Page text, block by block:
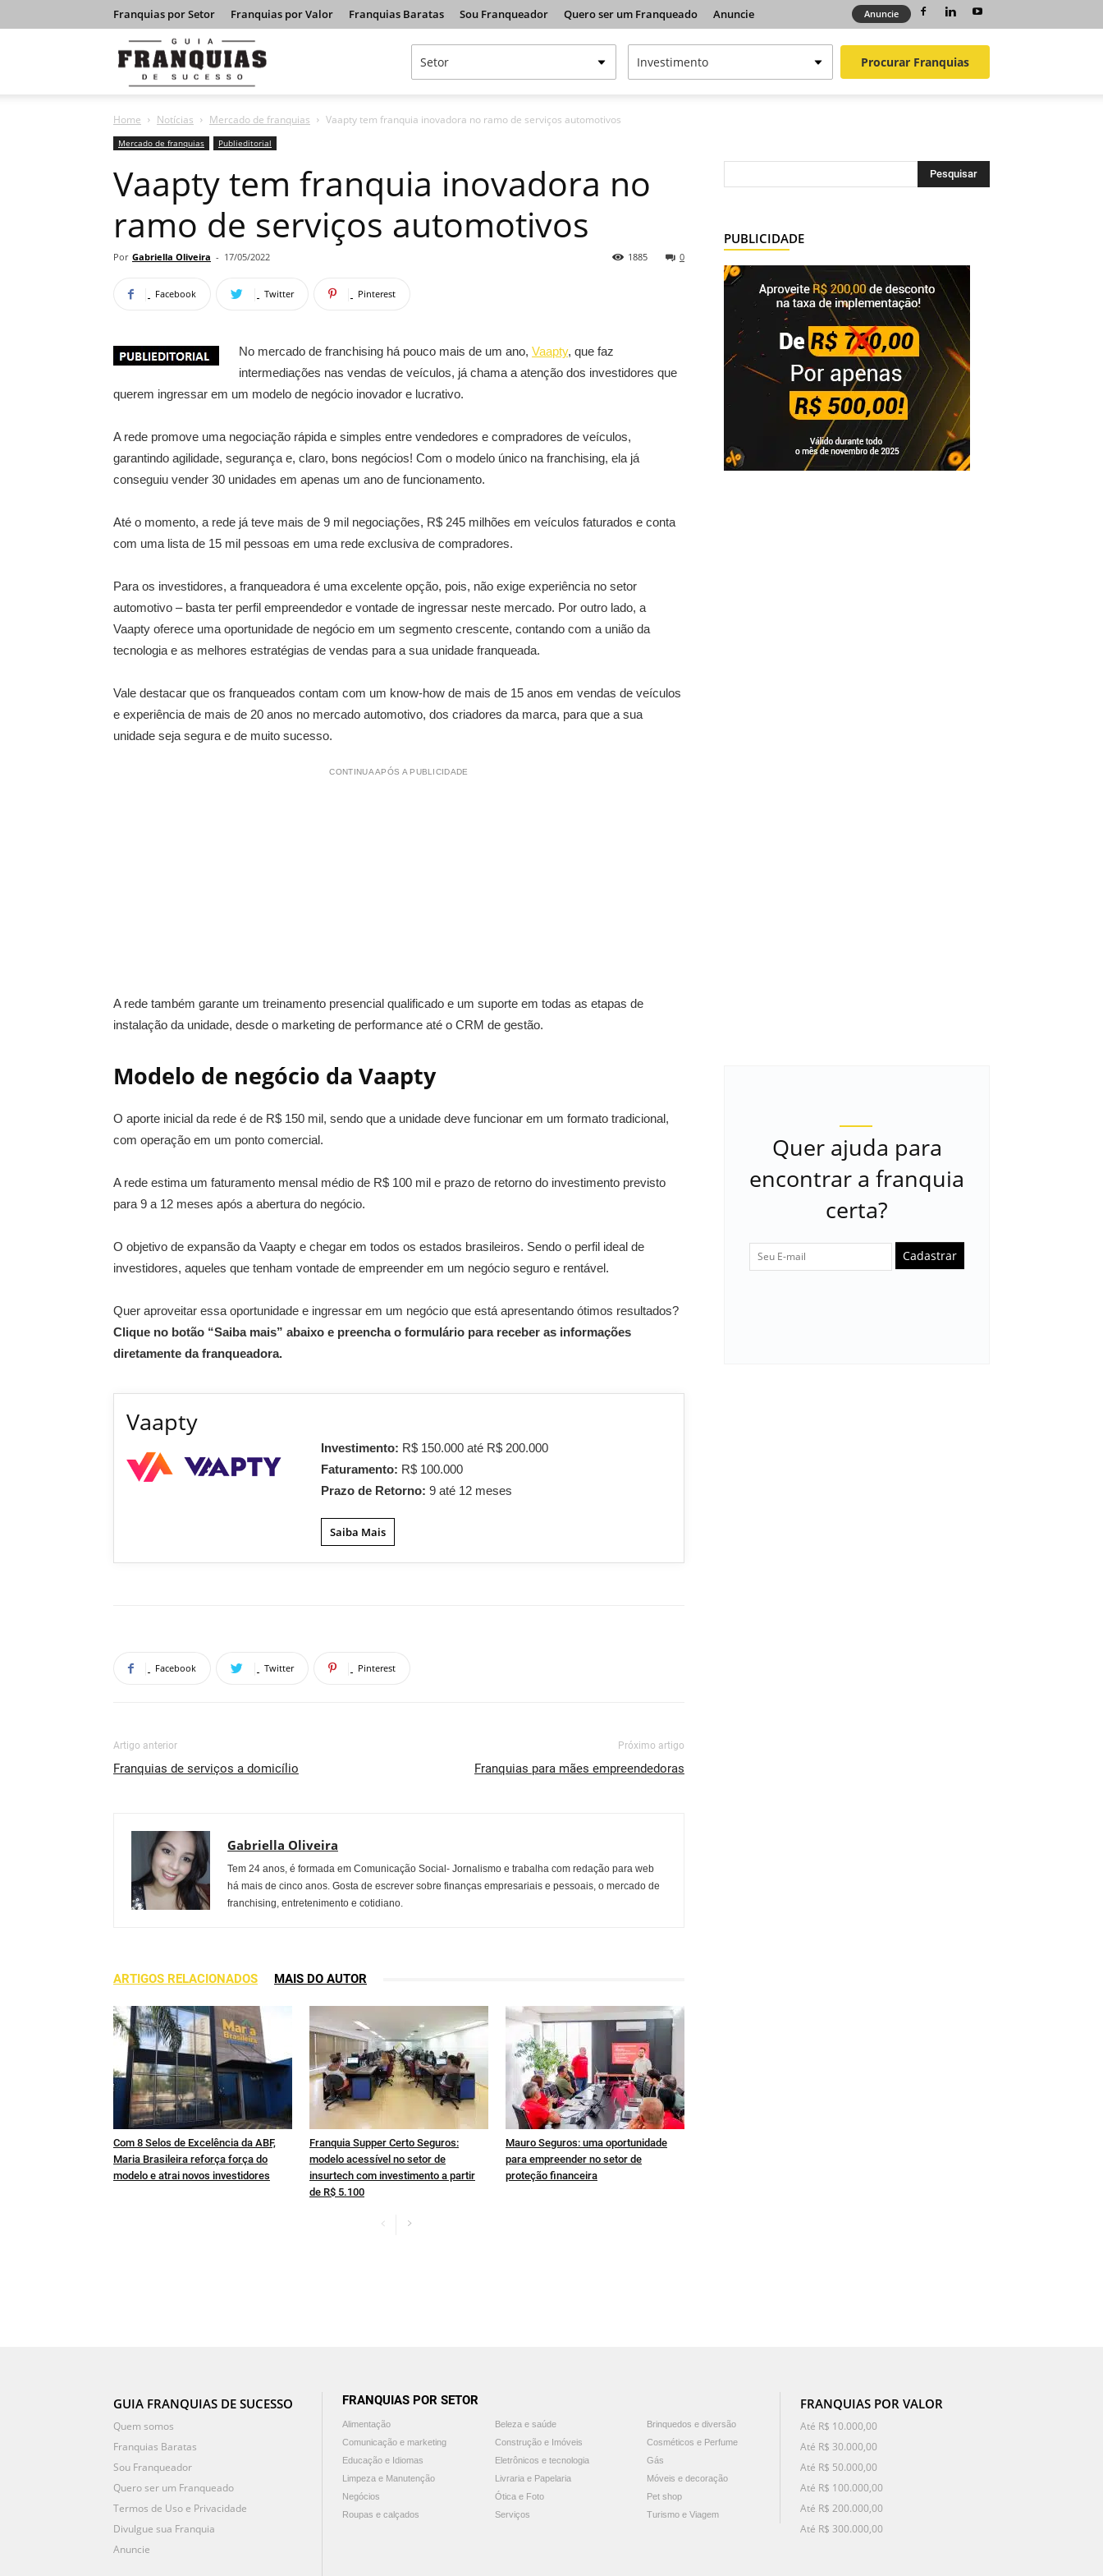
Franquias por Setor Franquias por Valor Franquias Baratas Sou Franqueador Quero ser um Franqueado Anuncie Anuncie
Franquias
Sucesso
Procurar Franquias
Home Notícias Mercado de franquias Vaapty tem franquia inovadora no ramo de serviços automotivos
Mercado de franquias Publieditorial
Vaapty tem franquia inovadora no
ramo de serviços automotivos
Por Gabriella Oliveira - 17/05/2022 0
1885
Facebook Twitter Pinterest
No mercado de franchising há pouco mais de um ano, Vaapty, que faz
intermediações nas vendas de veículos, já chama a atenção dos investidores que
querem ingressar em um modelo de negócio inovador e lucrativo.
A rede promove uma negociação rápida e simples entre vendedores e compradores de veículos,
garantindo agilidade, segurança e, claro, bons negócios! Com o modelo único na franchising, ela já
conseguiu vender 30 unidades em apenas um ano de funcionamento.
Até o momento, a rede já teve mais de 9 mil negociações, R$ 245 milhões em veículos faturados e conta
com uma lista de 15 mil pessoas em uma rede exclusiva de compradores.
Para os investidores, a franqueadora é uma excelente opção, pois, não exige experiência no setor
automotivo – basta ter perfil empreendedor e vontade de ingressar neste mercado. Por outro lado, a
Vaapty oferece uma oportunidade de negócio em um segmento crescente, contando com a união da
tecnologia e as melhores estratégias de vendas para a sua unidade franqueada.
Vale destacar que os franqueados contam com um know-how de mais de 15 anos em vendas de veículos
e experiência de mais de 20 anos no mercado automotivo, dos criadores da marca, para que a sua
unidade seja segura e de muito sucesso.
CONTINUA APÓS A PUBLICIDADE
A rede também garante um treinamento presencial qualificado e um suporte em todas as etapas de
instalação da unidade, desde o marketing de performance até o CRM de gestão.
Modelo de negócio da Vaapty
O aporte inicial da rede é de R$ 150 mil, sendo que a unidade deve funcionar em um formato tradicional,
com operação em um ponto comercial.
A rede estima um faturamento mensal médio de R$ 100 mil e prazo de retorno do investimento previsto
para 9 a 12 meses após a abertura do negócio.
O objetivo de expansão da Vaapty e chegar em todos os estados brasileiros. Sendo o perfil ideal de
investidores, aqueles que tenham vontade de empreender em um negócio seguro e rentável.
Quer aproveitar essa oportunidade e ingressar em um negócio que está apresentando ótimos resultados?
Clique no botão “Saiba mais” abaixo e preencha o formulário para receber as informações
diretamente da franqueadora.
Vaapty
Investimento: R$ 150.000 até R$ 200.000
Faturamento: R$ 100.000
Prazo de Retorno:9 até 12 meses
Saiba Mais
Facebook Twitter Pinterest
Artigo anterior
Franquias de serviços a domicílio
Próximo artigo
Franquias para mães empreendedoras
Gabriella Oliveira
Tem 24 anos, é formada em Comunicação Social- Jornalismo e trabalha com redação para web
há mais de cinco anos. Gosta de escrever sobre finanças empresariais e pessoais, o mercado de
franchising, entretenimento e cotidiano.
ARTIGOS RELACIONADOS MAIS DO AUTOR
Com 8 Selos de Excelência da ABF,
Maria Brasileira reforça força do
modelo e atrai novos investidores
Franquia Supper Certo Seguros:
modelo acessível no setor de
insurtech com investimento a partir
de R$ 5.100
Mauro Seguros: uma oportunidade
para empreender no setor de
proteção financeira
PUBLICIDADE
Quer ajuda para
encontrar a franquia
certa?
Cadastrar
GUIA FRANQUIAS DE SUCESSO
Quem somos
Franquias Baratas
Sou Franqueador
Quero ser um Franqueado
Termos de Uso e Privacidade
Divulgue sua Franquia
Anuncie
FRANQUIAS POR SETOR
Alimentação Beleza e saúde
Brinquedos e diversão
Comunicação e marketing
Construção e Imóveis
Cosméticos e Perfume
Educação e Idiomas
Eletrônicos e tecnologia
Gás
Limpeza e Manutenção
Livraria e Papelaria
Móveis e decoração
Negócios
Ótica e Foto
Pet shop
Roupas e calçados
Serviços Turismo e Viagem
FRANQUIAS POR VALOR
Até R$ 10.000,00
Até R$ 30.000,00
Até R$ 50.000,00
Até R$ 100.000,00
Até R$ 200.000,00
Até R$ 300.000,00